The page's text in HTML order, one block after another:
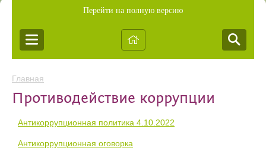
Перейти на полную версию
Главная
Противодействие коррупции
Антикоррупционная политика 4.10.2022
Антикоррупционная оговорка